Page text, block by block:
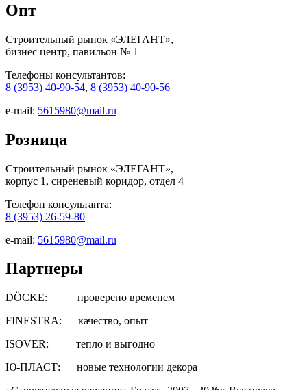
Опт
Строительный рынок «ЭЛЕГАНТ»,
бизнес центр, павильон № 1
Телефоны консультантов:
8 (3953) 40-90-54, 8 (3953) 40-90-56
e-mail: 5615980@mail.ru
Розница
Строительный рынок «ЭЛЕГАНТ»,
корпус 1, сиреневый коридор, отдел 4
Телефон консультанта:
8 (3953) 26-59-80
e-mail: 5615980@mail.ru
Партнеры
DÖCKE: проверено временем
FINESTRA: качество, опыт
ISOVER: тепло и выгодно
Ю-ПЛАСТ: новые технологии декора